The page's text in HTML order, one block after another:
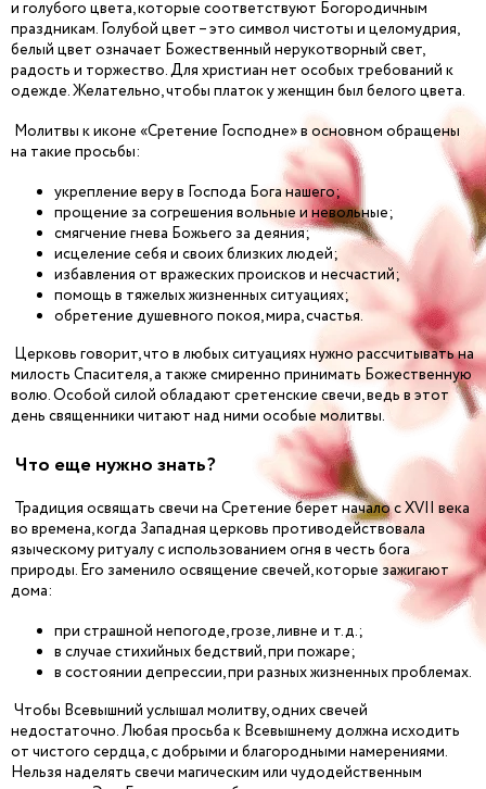
и голубого цвета, которые соответствуют Богородичным
праздникам. Голубой цвет – это символ чистоты и целомудрия,
белый цвет означает Божественный нерукотворный свет,
радость и торжество. Для христиан нет особых требований к
одежде. Желательно, чтобы платок у женщин был белого цвета.
Молитвы к иконе «Сретение Господне» в основном обращены
на такие просьбы:
укрепление веру в Господа Бога нашего;
прощение за согрешения вольные и невольные;
смягчение гнева Божьего за деяния;
исцеление себя и своих близких людей;
избавления от вражеских происков и несчастий;
помощь в тяжелых жизненных ситуациях;
обретение душевного покоя, мира, счастья.
Церковь говорит, что в любых ситуациях нужно рассчитывать на
милость Спасителя, а также смиренно принимать Божественную
волю. Особой силой обладают сретенские свечи, ведь в этот
день священники читают над ними особые молитвы.
Что еще нужно знать?
Традиция освящать свечи на Сретение берет начало с XVII века
во времена, когда Западная церковь противодействовала
языческому ритуалу с использованием огня в честь бога
природы. Его заменило освящение свечей, которые зажигают
дома:
при страшной непогоде, грозе, ливне и т.д.;
в случае стихийных бедствий, при пожаре;
в состоянии депрессии, при разных жизненных проблемах.
Чтобы Всевышний услышал молитву, одних свечей
недостаточно. Любая просьба к Всевышнему должна исходить
от чистого сердца, с добрыми и благородными намерениями.
Нельзя наделять свечи магическим или чудодейственным